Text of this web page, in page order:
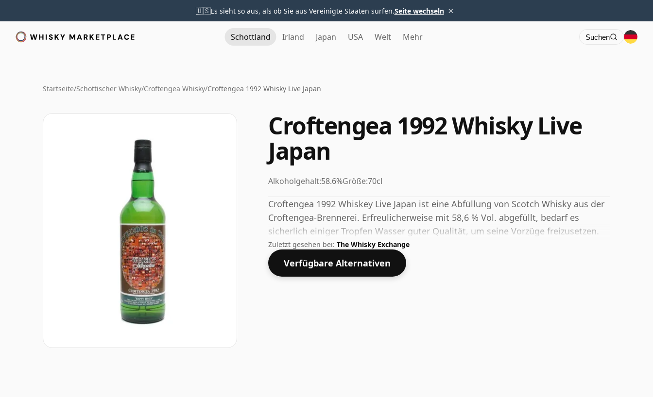
🇺🇸Es sieht so aus, als ob Sie aus Vereinigte Staaten surfen.Seite wechseln ×
Schottland Irland Japan USA Welt Mehr Suchen
Startseite/Schottischer Whisky/Croftengea Whisky/Croftengea 1992 Whisky Live Japan
Croftengea 1992 Whisky Live
Japan
Alkoholgehalt:58.6%Größe:70cl
Croftengea 1992 Whiskey Live Japan ist eine Abfüllung von Scotch Whisky aus der
Croftengea-Brennerei. Erfreulicherweise mit 58,6 % Vol. abgefüllt, bedarf es
sicherlich einiger Tropfen Wasser guter Qualität, um seine Vorzüge freizusetzen.
Zuletzt gesehen bei: The Whisky Exchange
Verfügbare Alternativen